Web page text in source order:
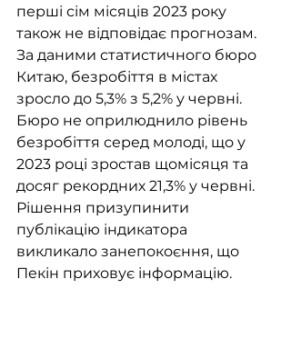
перші сім місяців 2023 року
також не відповідає прогнозам.
За даними статистичного бюро
Китаю, безробіття в містах
зросло до 5,3% з 5,2% у червні.
Бюро не оприлюднило рівень
безробіття серед молоді, що у
2023 році зростав щомісяця та
досяг рекордних 21,3% у червні.
Рішення призупинити
публікацію індикатора
викликало занепокоєння, що
Пекін приховує інформацію.